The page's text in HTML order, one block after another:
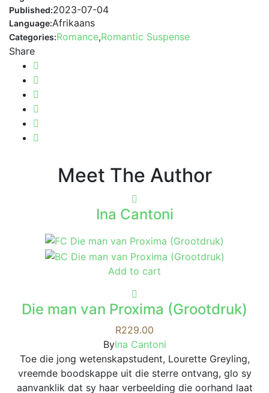
Published:2023-07-04
Language:Afrikaans
Categories:Romance,Romantic Suspense
Share
Meet The Author
Ina Cantoni
Add to cart
Die man van Proxima (Grootdruk)
R229.00
ByIna Cantoni
Toe die jong wetenskapstudent, Lourette Greyling,
vreemde boodskappe uit die sterre ontvang, glo sy
aanvanklik dat sy haar verbeelding die oorhand laat